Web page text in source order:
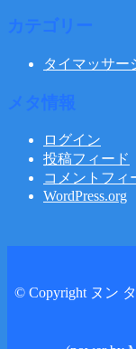
カテゴリー
タイマッサー
メタ情報
ログイン
投稿フィード
コメントフィ
WordPress.org
© Copyright ヌン